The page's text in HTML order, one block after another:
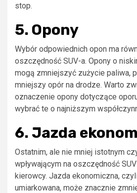
stop.
5. Opony
Wybór odpowiednich opon ma
oszczędność SUV-a. Opony o
mogą zmniejszyć zużycie paliwa,
mniejszy opór na drodze. Warto
oznaczenie opony dotyczące
wybrać te o najniższym
6. Jazda
Ostatnim, ale nie mniej istotnym
wpływającym na oszczędność
kierowcy. Jazda ekonomiczna,
umiarkowana, może znacznie